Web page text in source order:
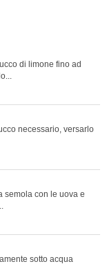
di limone fino ad
necessario, versarlo
semola con le uova e
sotto acqua